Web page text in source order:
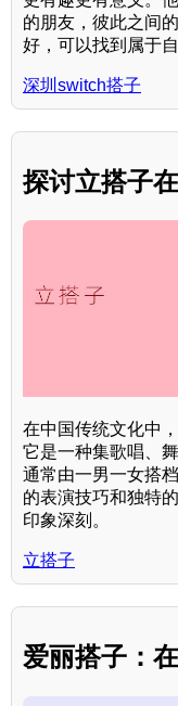
的朋友，彼此之间
好，可以找到属于自
深圳switch搭子
探讨立搭子
在中国传统文化中
它是一种集歌唱、
通常由一男一女搭
的表演技巧和独特
印象深刻。
立搭子
爱丽搭子：